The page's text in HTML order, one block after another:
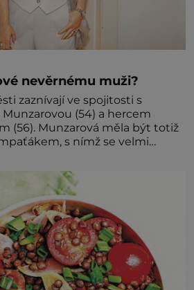
nevěrnému muži?
zaznívají ve spojitosti s
(54) a hercem
(56). Munzarová měla být totiž
s nímž se velmi